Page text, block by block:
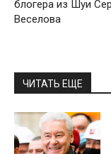
блогера из Шуи
Веселова
ЧИТАТЬ ЕЩЕ